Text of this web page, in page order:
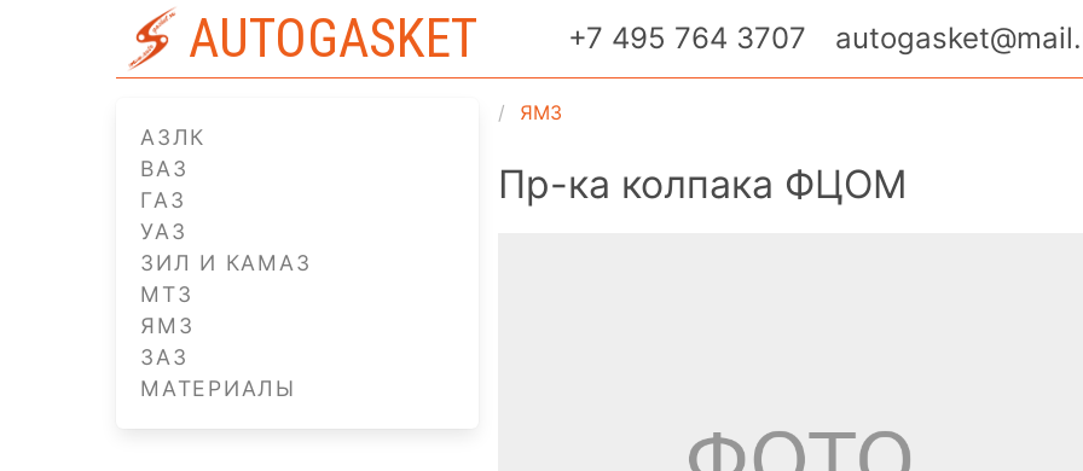
AUTOGASKET +7 495 764 3707
АЗЛК
ВАЗ
ГАЗ
УАЗ
ЗИЛ И КАМАЗ
МТЗ
ЯМЗ
ЗАЗ
МАТЕРИАЛЫ
ЯМЗ
Пр-ка колпака ФЦОМ